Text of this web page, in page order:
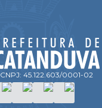
CNPJ: 45.122.603/0001-02